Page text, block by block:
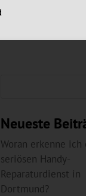
Neueste
Woran erkenne ich
seriösen Handy-
Reparaturdienst in
Dortmund?